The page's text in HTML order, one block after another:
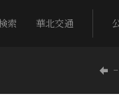
索 華北交通
−